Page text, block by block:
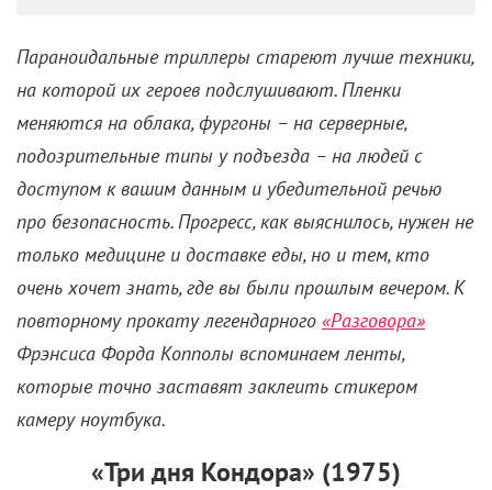
Параноидальные триллеры стареют лучше техники,
на которой их героев подслушивают. Пленки
меняются на облака, фургоны – на серверные,
подозрительные типы у подъезда – на людей с
доступом к вашим данным и убедительной речью
про безопасность. Прогресс, как выяснилось, нужен не
только медицине и доставке еды, но и тем, кто
очень хочет знать, где вы были прошлым вечером. К
повторному прокату легендарного «Разговора»
Фрэнсиса Форда Копполы вспоминаем ленты,
которые точно заставят заклеить стикером
камеру ноутбука.
«Три дня Кондора» (1975)